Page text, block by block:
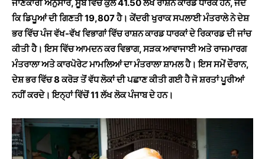
ਜਾਣਕਾਰੀ ਅਨੁਸਾਰ, ਸੂਬੇ ਵਿੱਚ ਕੁੱਲ 41.50 ਲੱਖ ਰਾਸ਼ਨ ਕਾਰਡ ਧਾਰਕ ਹਨ, ਜਦੋਂ
ਕਿ ਡਿਪੂਆਂ ਦੀ ਗਿਣਤੀ 19,807 ਹੈ। ਕੇਂਦਰੀ ਖੁਰਾਕ ਸਪਲਾਈ ਮੰਤਰਾਲੇ ਨੇ ਦੇਸ਼
ਭਰ ਵਿੱਚ ਪੰਜ ਵੱਖ-ਵੱਖ ਵਿਭਾਗਾਂ ਵਿੱਚ ਰਾਸ਼ਨ ਕਾਰਡ ਧਾਰਕਾਂ ਦੇ ਰਿਕਾਰਡ ਦੀ ਜਾਂਚ
ਕੀਤੀ ਹੈ। ਇਸ ਵਿੱਚ ਆਮਦਨ ਕਰ ਵਿਭਾਗ, ਸੜਕ ਆਵਾਜਾਈ ਅਤੇ ਰਾਜਮਾਰਗ
ਮੰਤਰਾਲਾ ਅਤੇ ਕਾਰਪੋਰੇਟ ਮਾਮਲਿਆਂ ਦਾ ਮੰਤਰਾਲਾ ਸ਼ਾਮਲ ਹੈ। ਇਸ ਸਮੇਂ ਦੌਰਾਨ,
ਦੇਸ਼ ਭਰ ਵਿੱਚ 8 ਕਰੋੜ ਤੋਂ ਵੱਧ ਲੋਕਾਂ ਦੀ ਪਛਾਣ ਕੀਤੀ ਗਈ ਹੈ ਜੋ ਸ਼ਰਤਾਂ ਪੂਰੀਆਂ
ਨਹੀਂ ਕਰਦੇ। ਇਨ੍ਹਾਂ ਵਿੱਚੋਂ 11 ਲੱਖ ਲੋਕ ਪੰਜਾਬ ਦੇ ਹਨ।